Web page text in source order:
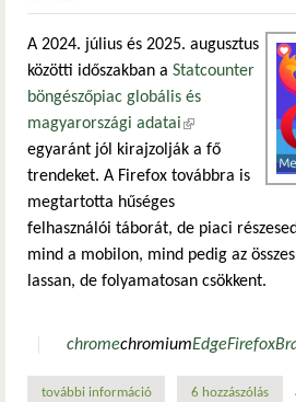
A 2024. július és 2025. augusztus
közötti időszakban a Statcounter
böngészőpiac globális és
magyarországi adatai(külső
egyaránt jól kirajzolják a fő
trendeket. A Firefox továbbra is
megtartotta hűséges
felhasználói táborát, de piaci
mind a mobilon, mind pedig az
lassan, de folyamatosan csökkent.
chromechromiumEdgeFirefox
további információböngészőpiaci trendek
6 hozzászólás